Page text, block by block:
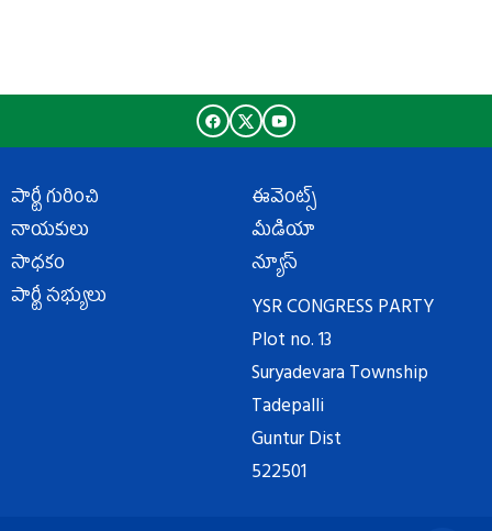
పార్టీ గురించి
నాయకులు
సాధకం
పార్టీ సభ్యులు
ఈవెంట్స్
మీడియా
న్యూస్
YSR CONGRESS PARTY
Plot no. 13
Suryadevara Township
Tadepalli
Guntur Dist
522501